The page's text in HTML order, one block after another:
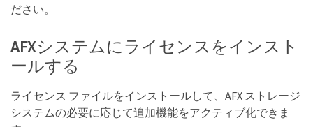
ださい。
AFXシステムにライセンスをインスト
ールする
ライセンス ファイルをインストールして、AFX ストレージ
システムの必要に応じて追加機能をアクティブ化できま